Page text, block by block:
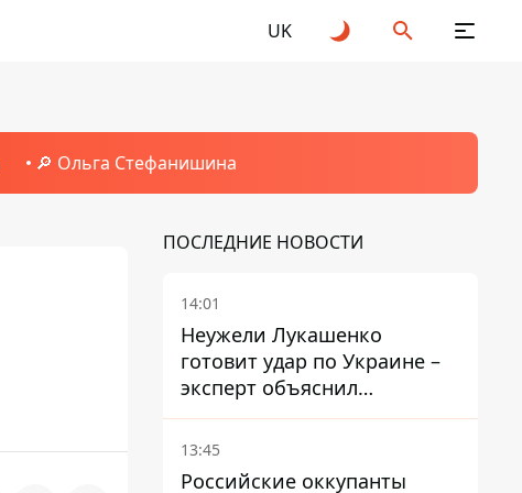
UK
🔎 Ольга Стефанишина
ПОСЛЕДНИЕ НОВОСТИ
14:01
Неужели Лукашенко
готовит удар по Украине –
эксперт объяснил
настоящее назначение
новой гомельской бригады
13:45
Российские оккупанты